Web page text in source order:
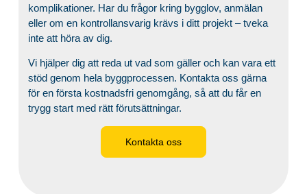
komplikationer. Har du frågor kring bygglov, anmälan
eller om en kontrollansvarig krävs i ditt projekt – tveka
inte att höra av dig.
Vi hjälper dig att reda ut vad som gäller och kan vara ett
stöd genom hela byggprocessen. Kontakta oss gärna
för en första kostnadsfri genomgång, så att du får en
trygg start med rätt förutsättningar.
Kontakta oss